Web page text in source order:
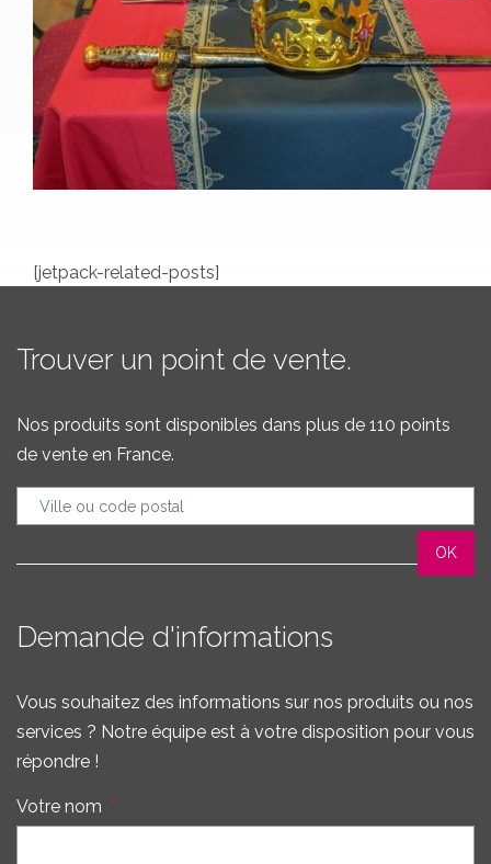
[jetpack-related-posts]
Trouver un point de vente.
Nos produits sont disponibles dans plus de 110 points
de vente en France.
Demande d'informations
Vous souhaitez des informations sur nos produits ou nos
services ? Notre équipe est à votre disposition pour vous
répondre !
Votre nom *